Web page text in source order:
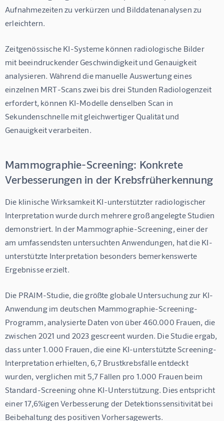
Aufnahmezeiten zu verkürzen und Bilddatenanalysen zu
erleichtern.
Zeitgenössische KI-Systeme können radiologische Bilder
mit beeindruckender Geschwindigkeit und Genauigkeit
analysieren. Während die manuelle Auswertung eines
einzelnen MRT-Scans zwei bis drei Stunden Radiologenzeit
erfordert, können KI-Modelle denselben Scan in
Sekundenschnelle mit gleichwertiger Qualität und
Genauigkeit verarbeiten.
Mammographie-Screening: Konkrete
Verbesserungen in der Krebsfrüherkennung
Die klinische Wirksamkeit KI-unterstützter radiologischer
Interpretation wurde durch mehrere groß angelegte Studien
demonstriert. In der Mammographie-Screening, einer der
am umfassendsten untersuchten Anwendungen, hat die KI-
unterstützte Interpretation besonders bemerkenswerte
Ergebnisse erzielt.
Die PRAIM-Studie, die größte globale Untersuchung zur KI-
Anwendung im deutschen Mammographie-Screening-
Programm, analysierte Daten von über 460.000 Frauen, die
zwischen 2021 und 2023 gescreent wurden. Die Studie ergab,
dass unter 1.000 Frauen, die eine KI-unterstützte Screening-
Interpretation erhielten, 6,7 Brustkrebsfälle entdeckt
wurden, verglichen mit 5,7 Fällen pro 1.000 Frauen beim
Standard-Screening ohne KI-Unterstützung. Dies entspricht
einer 17,6%igen Verbesserung der Detektionssensitivität bei
Beibehaltung des positiven Vorhersagewerts.